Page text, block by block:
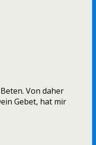
Von daher
Gebet, hat mir